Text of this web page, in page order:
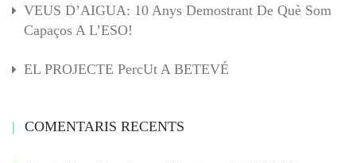
VEUS D’AIGUA: 10 Anys Demostrant De Què Som
Capaços A L’ESO!
EL PROJECTE PercUt A BETEVÉ
COMENTARIS RECENTS